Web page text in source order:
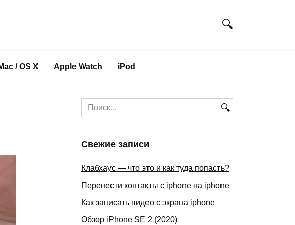
/ OS X Apple Watch iPod
Search
for:
Свежие записи
Клабхаус — что это и как туда попасть?
Перенести контакты с iphone на iphone
Как записать видео с экрана iphone
Обзор iPhone SE 2 (2020)